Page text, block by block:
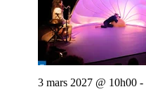
3 mars 2027 @ 10h00 -